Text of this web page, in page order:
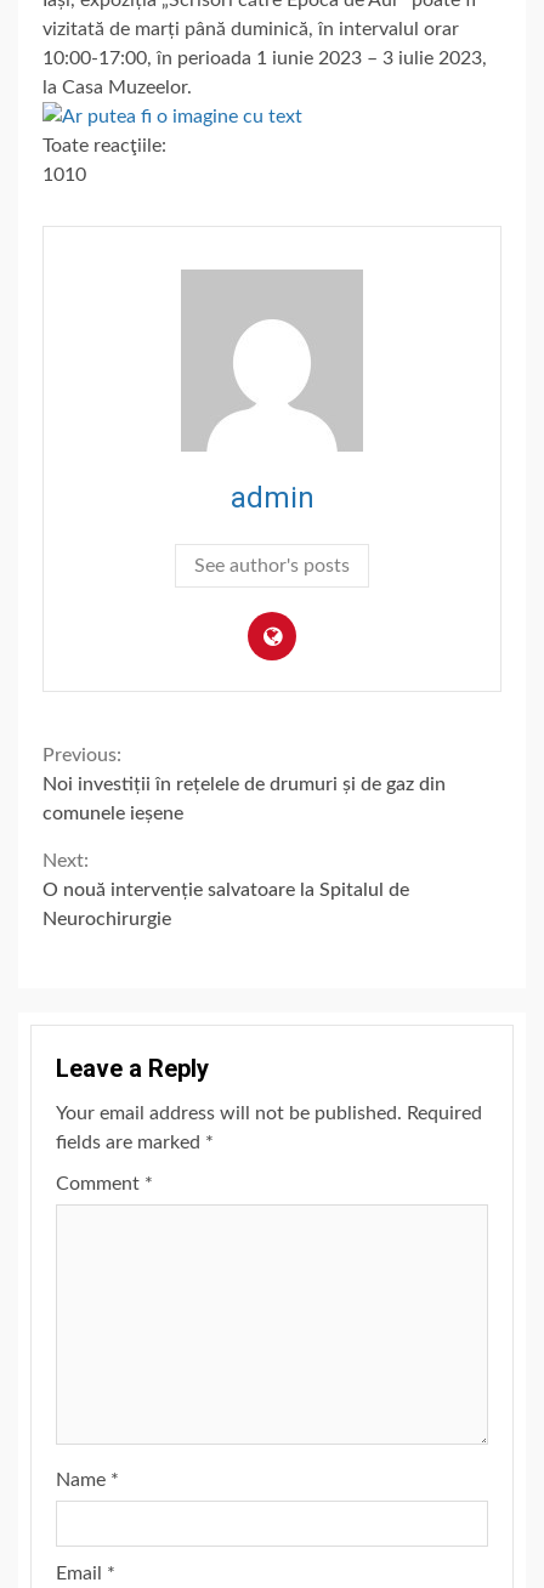
vizitată de marți până duminică, în intervalul orar
10:00-17:00, în perioada 1 iunie 2023 – 3 iulie 2023,
la Casa Muzeelor.
Toate reacţiile:
1010
admin
See author's posts
Continue
Reading
Previous:
Noi investiții în rețelele de drumuri și de gaz din
comunele ieșene
Next:
O nouă intervenție salvatoare la Spitalul de
Neurochirurgie
Leave a Reply
Your email address will not be published. Required
fields are marked *
Comment *
Name *
Email *